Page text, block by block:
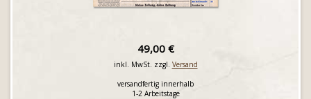
49,00 €
inkl. MwSt. zzgl. Versand
versandfertig innerhalb
1-2 Arbeitstage